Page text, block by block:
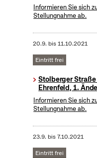
Informieren Sie sich
Stellungnahme ab.
20.9. bis11.10.2021
Eintritt frei
Stolberger
Ehrenfeld, 1.
Informieren Sie sich
Stellungnahme ab.
23.9. bis7.10.2021
Eintritt frei